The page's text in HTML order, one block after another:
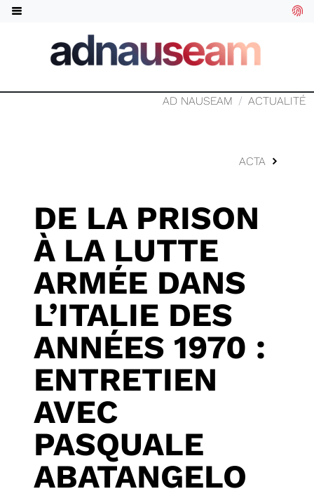
AD NAUSEAM ACTUALITÉ
ACTA
DE LA PRISON
À LA LUTTE
ARMÉE DANS
L’ITALIE DES
ANNÉES 1970 :
ENTRETIEN
AVEC
PASQUALE
ABATANGELO